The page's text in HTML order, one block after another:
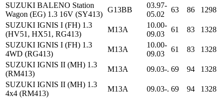
SUZUKI BALENO Station
Wagon (EG) 1.3 16V (SY413)
G13BB
03.97-
05.02
63 86
1298
SUZUKI IGNIS I (FH) 1.3
(HV51, HX51, RG413)
M13A
10.00-
09.03
61 83
1328
SUZUKI IGNIS I (FH) 1.3
4WD (RG413)
M13A
10.00-
09.03
61 83
1328
SUZUKI IGNIS II (MH) 1.3
(RM413)
M13A 09.03-. 69 94
1328
SUZUKI IGNIS II (MH) 1.3
4x4 (RM413)
M13A 09.03-. 69 94
1328